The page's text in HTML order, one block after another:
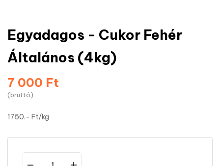
Egyadagos - Cukor Fehér
Általános (4kg)
7 000 Ft
(bruttó)
1750.- Ft/kg